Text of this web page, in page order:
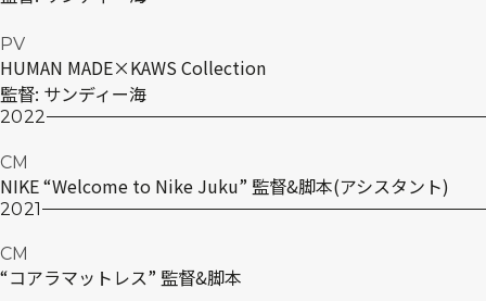
PV
HUMAN MADE×KAWS Collection
監督: サンディー海
2022
CM
NIKE “Welcome to Nike Juku” 監督&脚本(アシスタント)
2021
CM
“コアラマットレス” 監督&脚本